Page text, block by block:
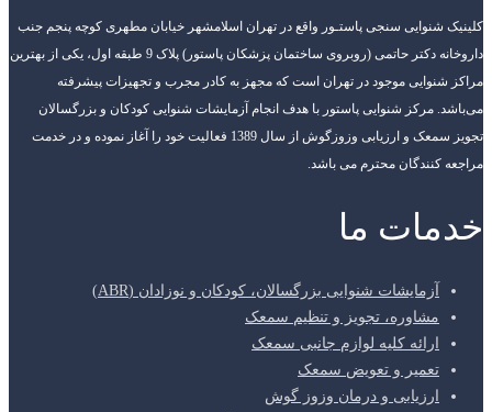
کلینیک شنوایی سنجی پاستـور واقع در تهران اسلامشهر خیابان مطهری کوچه پنجم جنب
داروخانه دکتر حاتمی (روبروی ساختمان پزشکان پاستور) پلاک 9 طبقه اول، یکی از بهترین
مراکز شنوایی موجود در تهران است که مجهز به کادر مجرب و تجهیزات پیشرفته
می‌باشد. مرکز شنوایی پاستور با هدف انجام آزمایشات شنوایی کودکان و بزرگسالان
تجویز سمعک و ارزیابی وزوزگوش از سال 1389 فعالیت خود را آغاز نموده و در خدمت
مراجعه کنندگان محترم می باشد.
خدمات ما
آزمایشات شنوایی بزرگسالان، کودکان و نوزادان (ABR)
مشاوره، تجویز و تنظیم سمعک
ارائه کلیه لوازم جانبی سمعک
تعمیر و تعویض سمعک
ارزیابی و درمان وزوز گوش